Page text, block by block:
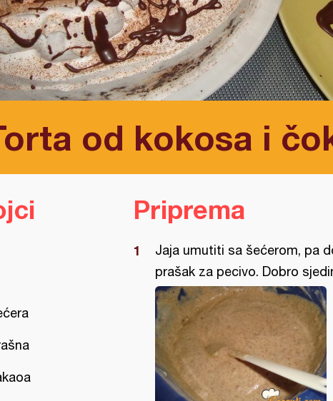
od kokosa i
Priprema
Jaja umutiti sa šećerom, pa
prašak za pecivo. Dobro